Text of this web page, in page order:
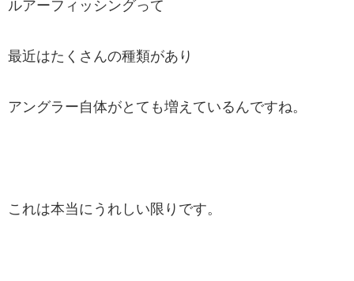
ルアーフィッシングって
最近はたくさんの種類があり
アングラー自体がとても増えているんですね。
これは本当にうれしい限りです。